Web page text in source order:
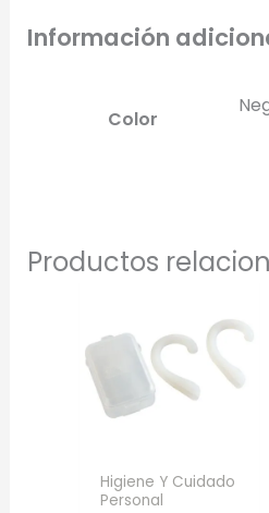
Información
Color
Productos
Higiene Y Cuidado
Personal